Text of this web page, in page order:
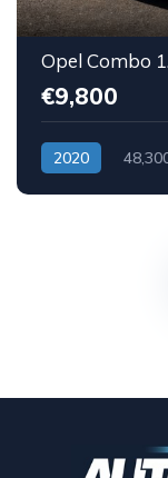
Opel Combo
€9,800
2020